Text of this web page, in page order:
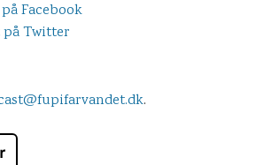
Facebook
Twitter
.